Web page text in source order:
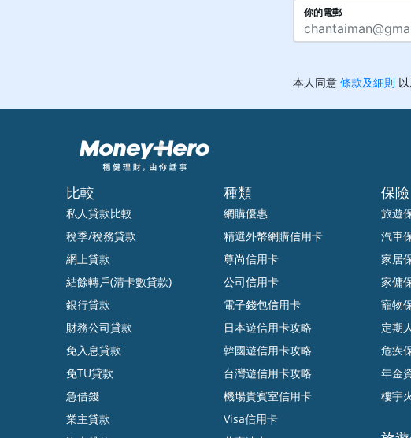
比較
私人貸款比較
稅季/稅務貸款
網上貸款
結餘轉戶(清卡數貸款)
銀行貸款
財務公司貸款
免入息貸款
免TU貸款
急借錢
業主貸款
種類
網購優惠
精選外幣網購信用卡
尊尚信用卡
公司信用卡
電子錢包信用卡
日本遊信用卡攻略
韓國遊信用卡攻略
台灣遊信用卡攻略
機場貴賓室信用卡
Visa信用卡
保險
旅遊
汽車
家居
家傭
寵物
定期
危疾
年金
樓宇